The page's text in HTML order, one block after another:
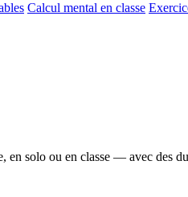
Calcul mental en classe
solo ou en classe — avec des